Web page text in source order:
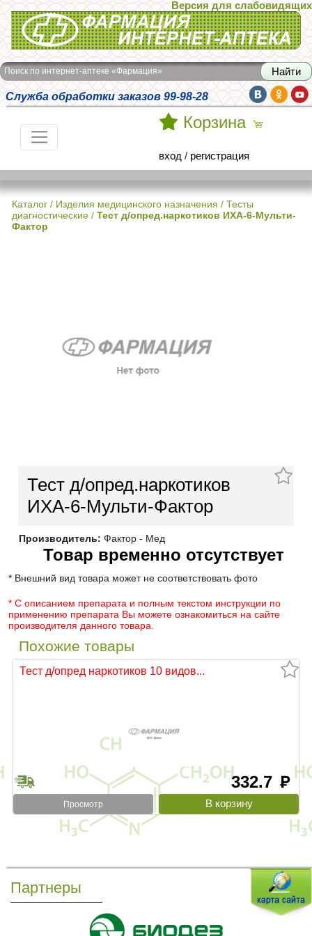
Интернет-аптека Фармация
Версия для слабовидящих
Поиск по интернет-аптеке «Фармация»
Служба обработки заказов 99-98-28
Корзина
вход / регистрация
Каталог / Изделия медицинского назначения / Тесты
диагностические / Тест д/опред.наркотиков ИХА-6-Мульти-
Фактор
Тест д/опред.наркотиков
ИХА-6-Мульти-Фактор
Производитель: Фактор - Мед
Товар временно отсутствует
* Внешний вид товара может не соответствовать фото
* С описанием препарата и полным текстом инструкции по
применению препарата Вы можете ознакомиться на сайте
производителя данного товара.
Похожие товары
Тест д/опред наркотиков 10 видов...
332.7 руб
Просмотр
Партнеры